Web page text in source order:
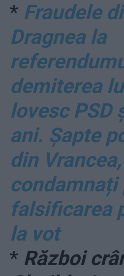
* Fraudele
Dragnea la
demiterea
lovesc PSD
ani. Șapte
din Vrancea,
condamnați
falsificarea
la vot
* Război